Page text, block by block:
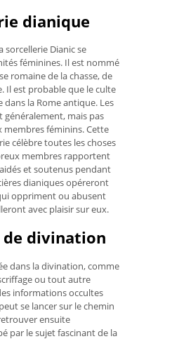
dianique
sorcellerie Dianic se
féminines. Il est nommé
romaine de la chasse, de
Il est probable que le culte
la Rome antique. Les
généralement, mais pas
membres féminins. Cette
célèbre toutes les choses
membres rapportent
et soutenus pendant
dianiques opéreront
oppriment ou abusent
avec plaisir sur eux.
de divination
dans la divination, comme
ou tout autre
informations occultes
se lancer sur le chemin
ensuite
par le sujet fascinant de la